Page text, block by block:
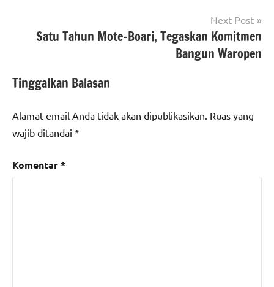
Next Post
Satu Tahun Mote–Boari, Tegaskan Komitmen
Bangun Waropen
Tinggalkan Balasan
Alamat email Anda tidak akan dipublikasikan. Ruas yang
wajib ditandai *
Komentar*